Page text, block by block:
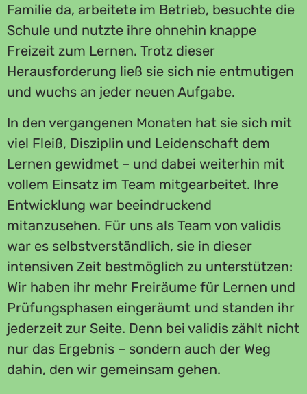
Familie da, arbeitete im Betrieb, besuchte die
Schule und nutzte ihre ohnehin knappe
Freizeit zum Lernen. Trotz dieser
Herausforderung ließ sie sich nie entmutigen
und wuchs an jeder neuen Aufgabe.
In den vergangenen Monaten hat sie sich mit
viel Fleiß, Disziplin und Leidenschaft dem
Lernen gewidmet – und dabei weiterhin mit
vollem Einsatz im Team mitgearbeitet. Ihre
Entwicklung war beeindruckend
mitanzusehen. Für uns als Team von validis
war es selbstverständlich, sie in dieser
intensiven Zeit bestmöglich zu unterstützen:
Wir haben ihr mehr Freiräume für Lernen und
Prüfungsphasen eingeräumt und standen ihr
jederzeit zur Seite. Denn bei validis zählt nicht
nur das Ergebnis – sondern auch der Weg
dahin, den wir gemeinsam gehen.